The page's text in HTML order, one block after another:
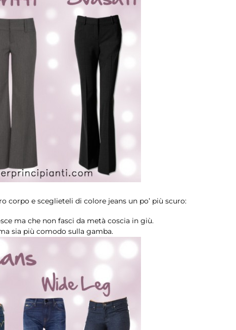
corpo e sceglieteli di colore jeans un po’ più scuro:
ma che non fasci da metà coscia in giù.
sia più comodo sulla gamba.